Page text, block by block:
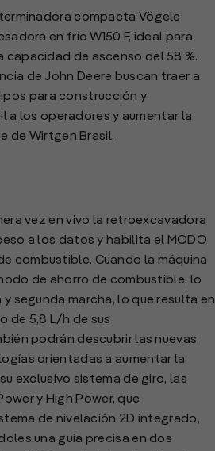
compacta Vögele
en frío W150 F, ideal para
capacidad de ascenso del 58 %.
de John Deere buscan traer a
para construcción y
a los operadores y aumentar la
de Wirtgen Brasil.
vez en vivo la retroexcavadora
a los datos y habilita el MODO
combustible. Cuando la máquina
de ahorro de combustible, lo
segunda marcha, lo que resulta en
de 5,8 L/h de sus
podrán descubrir las nuevas
orientadas a aumentar la
exclusivo sistema de giro, las
y High Power, que
de nivelación 2D integrado,
una guía precisa en dos